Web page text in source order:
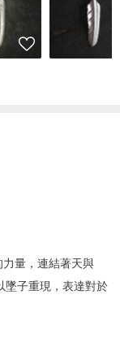
量，連結著天與
墜子重現，表達對於